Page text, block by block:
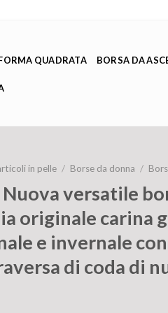
QUADRATA BORSA DA
in pelle / Borse da donna /
versatile
originale carina
e invernale
di coda di